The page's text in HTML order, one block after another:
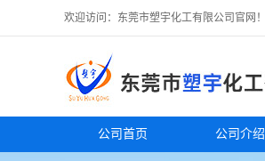
欢迎访问：东莞市塑宇化工有限公司官网！
公司首页 公司介绍